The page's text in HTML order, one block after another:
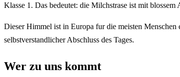
Klasse 1. Das bedeutet: die Milchstrase ist mit
Dieser Himmel ist in Europa fur die meisten
selbstverstandlicher Abschluss des Tages.
Wer zu uns kommt